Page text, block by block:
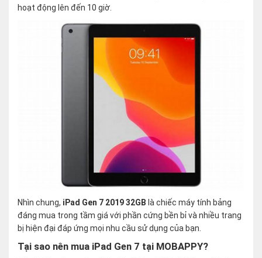
hoạt động lên đến 10 giờ.
Nhìn chung, iPad Gen 7 2019 32GB là chiếc máy tính bảng
đáng mua trong tầm giá với phần cứng bền bỉ và nhiều trang
bị hiện đại đáp ứng mọi nhu cầu sử dụng của bạn.
Tại sao nên mua iPad Gen 7 tại MOBAPPY?